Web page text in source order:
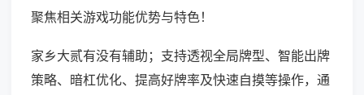
聚焦相关游戏功能优势与特色！
家乡大贰有没有辅助；支持透视全局牌型、智能出牌
策略、暗杠优化、提高好牌率及快速自摸等操作，通